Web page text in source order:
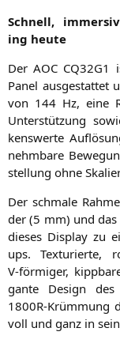
Schnell,
ing heute
DerAOC CQ32G1
Panel aus­ge­stat­tet
von 144 Hz, eine
Unter­stüt­zung
kens­wer­te
nehm­ba­re
stel­lung ohne
Der schma­le
der (5 mm) und
die­ses Dis­play zu
ups. Tex­tu­rier­te,
V‑förmiger,
gan­te Design des
1800R-Krüm­mung
voll und ganz in